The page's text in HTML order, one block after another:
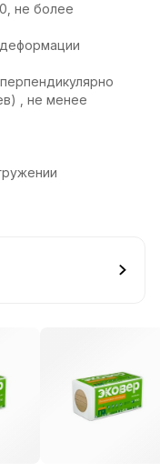
не более
, не менее